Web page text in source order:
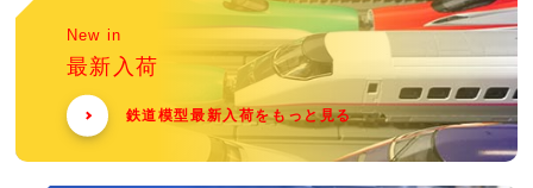
New in
最新入荷
鉄道模型最新入荷をもっと見る